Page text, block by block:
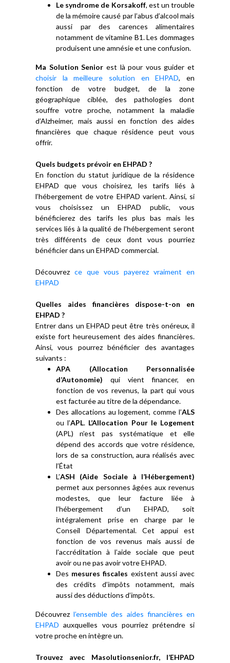
Le syndrome de Korsakoff, est un trouble
de la mémoire causé par l’abus d’alcool mais
aussi par des carences alimentaires
notamment de vitamine B1. Les dommages
produisent une amnésie et une confusion.
Ma Solution Senior est là pour vous guider et
choisir la meilleure solution en EHPAD, en
fonction de votre budget, de la zone
géographique ciblée, des pathologies dont
souffre votre proche, notamment la maladie
d’Alzheimer, mais aussi en fonction des aides
financières que chaque résidence peut vous
offrir.
Quels budgets prévoir en EHPAD ?
En fonction du statut juridique de la résidence
EHPAD que vous choisirez, les tarifs liés à
l’hébergement de votre EHPAD varient. Ainsi, si
vous choisissez un EHPAD public, vous
bénéficierez des tarifs les plus bas mais les
services liés à la qualité de l’hébergement seront
très différents de ceux dont vous pourriez
bénéficier dans un EHPAD commercial.
Découvrez ce que vous payerez vraiment en
EHPAD
Quelles aides financières dispose-t-on en
EHPAD ?
Entrer dans un EHPAD peut être très onéreux, il
existe fort heureusement des aides financières.
Ainsi, vous pourrez bénéficier des avantages
suivants :
APA (Allocation Personnalisée
d’Autonomie) qui vient financer, en
fonction de vos revenus, la part qui vous
est facturée au titre de la dépendance.
Des allocations au logement, comme l’ALS
ou l’APL. L’Allocation Pour le Logement
(APL) n’est pas systématique et elle
dépend des accords que votre résidence,
lors de sa construction, aura réalisés avec
l’État
L’ASH (Aide Sociale à l’Hébergement)
permet aux personnes âgées aux revenus
modestes, que leur facture liée à
l’hébergement d’un EHPAD, soit
intégralement prise en charge par le
Conseil Départemental. Cet appui est
fonction de vos revenus mais aussi de
l’accréditation à l’aide sociale que peut
avoir ou ne pas avoir votre EHPAD.
Des mesures fiscales existent aussi avec
des crédits d’impôts notamment, mais
aussi des déductions d’impôts.
Découvrezl’ensemble des aides financières en
EHPADauxquelles vous pourriez prétendre si
votre proche en intègre un.
Trouvez avec Masolutionsenior.fr, l’EHPAD